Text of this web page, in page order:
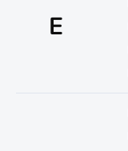
E